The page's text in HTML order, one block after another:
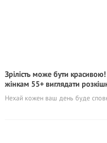
Зрілість може бути
жінкам 55+ виглядати
Нехай кожен ваш день буде